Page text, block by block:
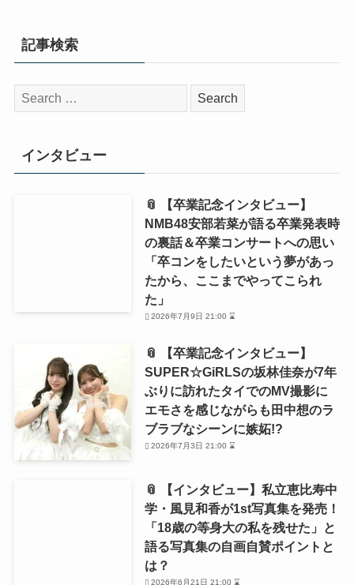
記事検索
検
索:
インタビュー
📎 【卒業記念インタビュー】
NMB48安部若菜が語る卒業発表時
の裏話＆卒業コンサートへの思い
「卒コンをしたいという夢があっ
たから、ここまでやってこられ
た」
2026年7月9日 21:00 ⌛
📎 【卒業記念インタビュー】
SUPER☆GiRLSの坂林佳奈が7年
ぶりに訪れたタイでのMV撮影に
エモさを感じながらも田中想のラ
ブラブなシーンに嫉妬!?
2026年7月3日 21:00 ⌛
📎 【インタビュー】私立恵比寿中
学・風見和香が1st写真集を発売！
「18歳の等身大の私を残せた」と
語る写真集の自画自賛ポイントと
は？
2026年6月21日 21:00 ⌛